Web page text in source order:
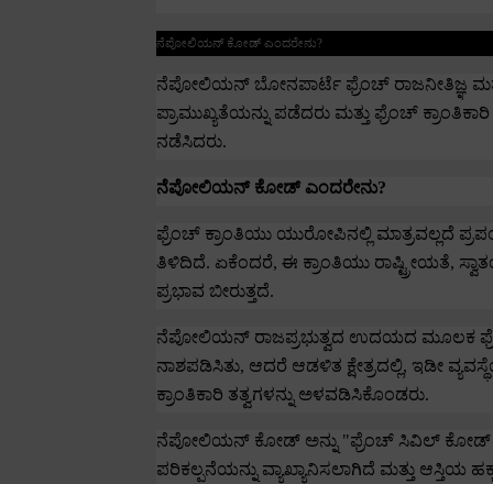
ನೆಪೋಲಿಯನ್ ಕೋಡ್ ಎಂದರೇನು?
ನೆಪೋಲಿಯನ್ ಬೋನಪಾರ್ಟೆ ಫ್ರೆಂಚ್ ರಾಜನೀತಿಜ್ಞ
ಪ್ರಾಮುಖ್ಯತೆಯನ್ನು ಪಡೆದರು ಮತ್ತು ಫ್ರೆಂಚ್
ನಡೆಸಿದರು.
ನೆಪೋಲಿಯನ್ ಕೋಡ್ ಎಂದರೇನು?
ಫ್ರೆಂಚ್ ಕ್ರಾಂತಿಯು ಯುರೋಪಿನಲ್ಲಿ ಮಾತ್ರವಲ್ಲದೆ
ತಿಳಿದಿದೆ. ಏಕೆಂದರೆ, ಈ ಕ್ರಾಂತಿಯು ರಾಷ್ಟ್ರೀಯತೆ,
ಪ್ರಭಾವ ಬೀರುತ್ತದೆ.
ನೆಪೋಲಿಯನ್ ರಾಜಪ್ರಭುತ್ವದ ಉದಯದ ಮೂಲಕ
ನಾಶಪಡಿಸಿತು, ಆದರೆ ಆಡಳಿತ ಕ್ಷೇತ್ರದಲ್ಲಿ, ಇಡೀ
ಕ್ರಾಂತಿಕಾರಿ ತತ್ವಗಳನ್ನು ಅಳವಡಿಸಿಕೊಂಡರು.
ನೆಪೋಲಿಯನ್ ಕೋಡ್ ಅನ್ನು "ಫ್ರೆಂಚ್ ಸಿವಿಲ್
ಪರಿಕಲ್ಪನೆಯನ್ನು ವ್ಯಾಖ್ಯಾನಿಸಲಾಗಿದೆ ಮತ್ತು ಆಸ್ತಿಯ